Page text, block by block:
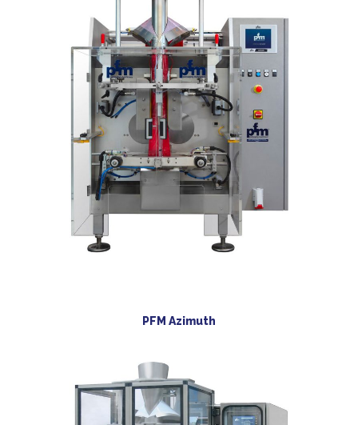
PFM Azimuth